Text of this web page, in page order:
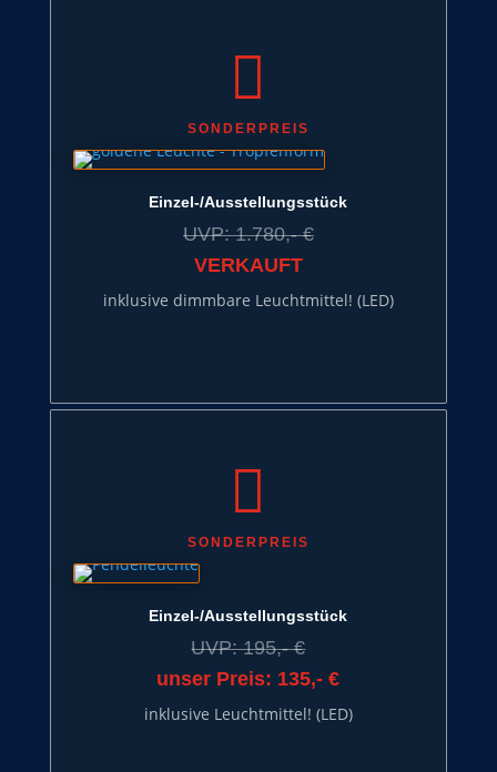

SONDERPREIS
Einzel-/Ausstellungsstück
UVP: 1.780,- €
VERKAUFT
inklusive dimmbare Leuchtmittel! (LED)

SONDERPREIS
Einzel-/Ausstellungsstück
UVP: 195,- €
unser Preis: 135,- €
inklusive Leuchtmittel! (LED)